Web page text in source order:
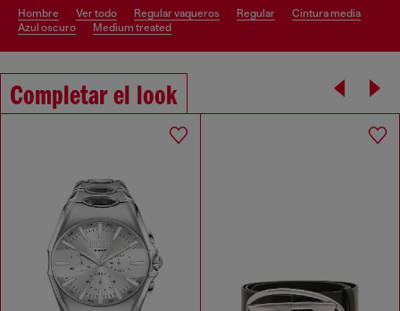
hombre ver todo regular vaqueros regular
cintura media
azul oscuro
medium treated
Completar el look